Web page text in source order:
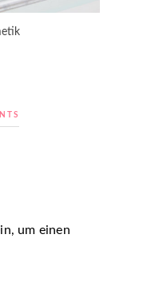
um einen